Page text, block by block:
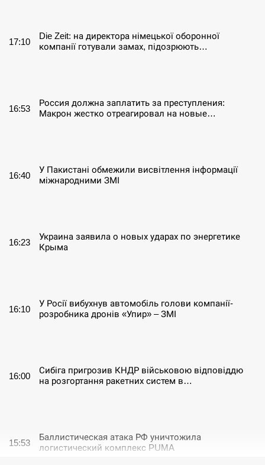
17:10
Die Zeit: на директора німецької оборонної
компанії готували замах, підозрюють…
16:53
Россия должна заплатить за преступления:
Макрон жестко отреагировал на новые…
16:40
У Пакистані обмежили висвітлення інформації
міжнародними ЗМІ
16:23
Украина заявила о новых ударах по энергетике
Крыма
16:10
У Росії вибухнув автомобіль голови компанії-
розробника дронів «Упир» – ЗМІ
16:00
Сибіга пригрозив КНДР військовою відповіддю
на розгортання ракетних систем в…
15:53
Баллистическая атака РФ уничтожила
логистический комплекс PUMA